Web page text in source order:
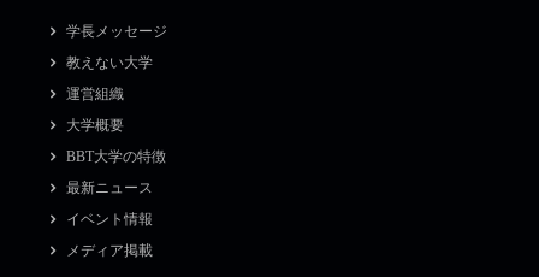
学長メッセージ
教えない大学
運営組織
大学概要
BBT大学の特徴
最新ニュース
イベント情報
メディア掲載